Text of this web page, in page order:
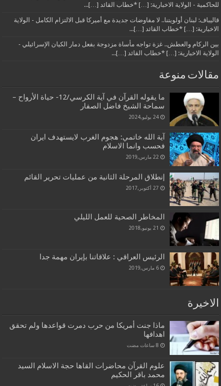
للحاكمية - الولاية الاخبارية: […] *خطاب القائد […]...
قاليباف: لبنان أولويتنا.. لا مفاوضات جديدة مع أميركا قبل الالتزام الكامل - الولاية
الاخبارية: […] *خطاب القائد […]...
بين الركام والعطش.. غزة تواجه مأساة مزدوجة بفعل دمار الكيان الإسرائيلي -
الولاية الاخبارية: […] *خطاب القائد […]...
مقالات منوعة
ما يقوله القرآن في آية الكرسي/12- حياة الأرواح –
سماحة الشيخ فاضل الصفار
24 يوليو,2024
آية الله خاتمي: هجوم الغرب لايستهدف ايران
فحسب وانما الاسلام
22 مارس,2019
إنطلاق المرحلة الثانية من عمليات تحرير القائم
27 أكتوبر,2017
المخاطر الصحية للعمل الليلي
21 يونيو,2018
الرئيس العراقي : علاقاتنا بإيران مهمة جدا
6 مارس,2019
الاخيرة
ماذا جنت أمريكا من حرب دمرت قواعدها ولم تحقق
اهدافها
علوم القرآن محاضرات القاها حجة الاسلام السيد
محمد باقر الحكيم